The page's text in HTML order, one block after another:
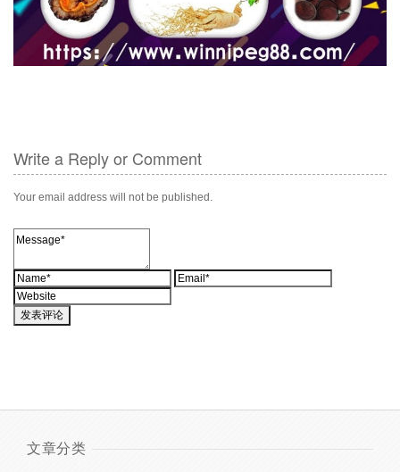
Write a Reply or Comment
Your email address will not be published.
文章分类